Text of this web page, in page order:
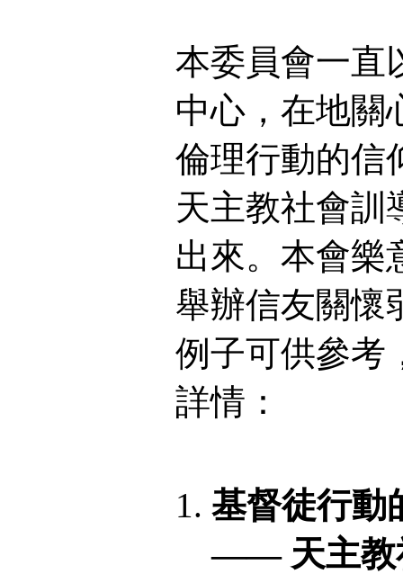
本委員會一直
中心，在地關
倫理行動的信
天主教社會訓
出來。本會樂
舉辦信友關懷
例子可供參考
詳情：
基督徒行動
—— 天主教